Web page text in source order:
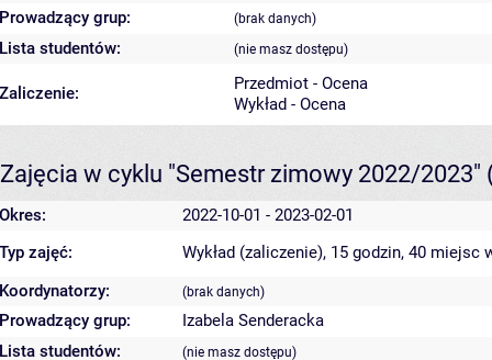
Prowadzący grup: (brak danych)
Lista studentów: (nie masz dostępu)
Zaliczenie:
Przedmiot - Ocena
Wykład - Ocena
Zajęcia w cyklu "Semestr zimowy 2022/2023"
Okres:
2022-10-01 - 2023-02-01
Typ zajęć:
Wykład (zaliczenie), 15 godzin, 40 miejsc
Koordynatorzy:
(brak danych)
Prowadzący grup:
Izabela Senderacka
Lista studentów:
(nie masz dostępu)